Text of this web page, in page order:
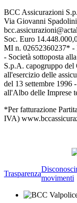
BCC Assicurazioni
Via Giovanni
Soc. Euro
MI n. 02652360237*
- Società sottoposta
S.p.A. capogruppo del
all'esercizio delle
del 13 settembre 1996
all'Albo delle Imprese
*Per fatturazione
IVA)
Trasparenza
movimenti